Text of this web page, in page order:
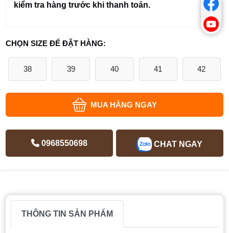
kiểm tra hàng trước khi thanh toán.
CHỌN SIZE ĐỂ ĐẶT HÀNG:
38 39 40 41 42
MUA HÀNG NGAY
0968550698 CHAT NGAY
THÔNG TIN SẢN PHẨM